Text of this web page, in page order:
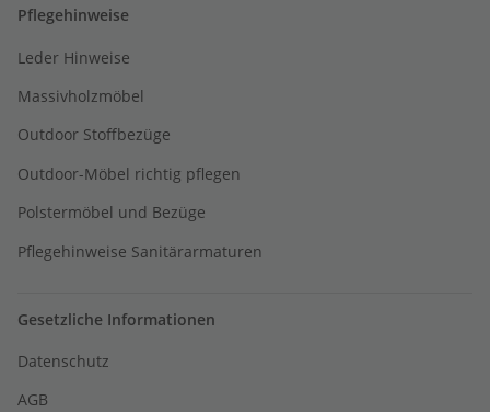
Pflegehinweise
Leder Hinweise
Massivholzmöbel
Outdoor Stoffbezüge
Outdoor-Möbel richtig pflegen
Polstermöbel und Bezüge
Pflegehinweise Sanitärarmaturen
Gesetzliche Informationen
Datenschutz
AGB